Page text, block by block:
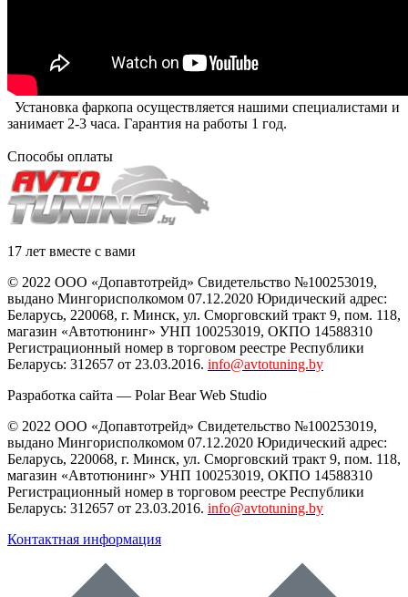
Установка фаркопа осуществляется нашими специалистами и
занимает 2-3 часа. Гарантия на работы 1 год.
Способы оплаты
17 лет вместе с вами
© 2022 ООО «Допавтотрейд» Свидетельство №100253019,
выдано Мингорисполкомом 07.12.2020 Юридический адрес:
Беларусь, 220068, г. Минск, ул. Сморговский тракт 9, пом. 118,
магазин «Автотюнинг» УНП 100253019, ОКПО 14588310
Регистрационный номер в торговом реестре Республики
Беларусь: 312657 от 23.03.2016. info@avtotuning.by
Разработка сайта — Polar Bear Web Studio
© 2022 ООО «Допавтотрейд» Свидетельство №100253019,
выдано Мингорисполкомом 07.12.2020 Юридический адрес:
Беларусь, 220068, г. Минск, ул. Сморговский тракт 9, пом. 118,
магазин «Автотюнинг» УНП 100253019, ОКПО 14588310
Регистрационный номер в торговом реестре Республики
Беларусь: 312657 от 23.03.2016. info@avtotuning.by
Контактная информация